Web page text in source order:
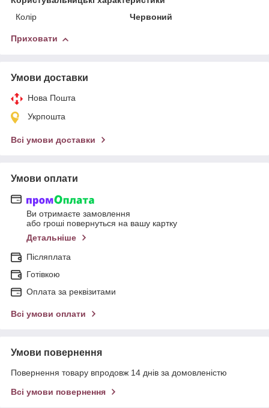
Колір
Червоний
Приховати
Умови доставки
Нова Пошта
Укрпошта
Всі умови доставки
Умови оплати
Ви отримаєте замовлення
або гроші повернуться на вашу картку
Детальніше
Післяплата
Готівкою
Оплата за реквізитами
Всі умови оплати
Умови повернення
Повернення товару впродовж 14 днів за домовленістю
Всі умови повернення